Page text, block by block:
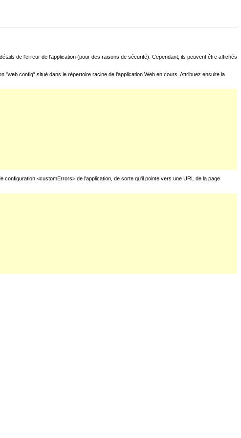
de l'erreur de l'application (pour des raisons de sécurité). Cependant, ils peuvent être affichés
situé dans le répertoire racine de l'application Web en cours. Attribuez ensuite la
<customErrors> de l'application, de sorte qu'il pointe vers une URL de la page